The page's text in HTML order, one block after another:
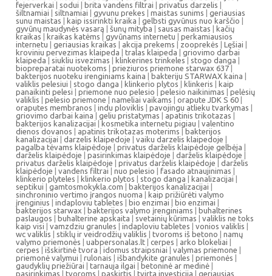
fejerverkai | sodui | brita vandens filtrai | privatus darzelis |
šiltnamiai | siltnamiai | gyvunu prekes | maistas sunims | geriausias
sunu maistas | kaip issirinkti kraika | gelbsti gyvūnus nuo karščio |
gyvūnų maudynės vasarą | šunų mityba | sausas maistas | kačių
kraikas | kraikas katėms | gyvūnams internetu | perkamiausios
internetu | geriausias kraikas | akcija prekems | zooprekės | Lęšiai |
kroviniu pervezimas klaipeda | tralas klaipeda | griovimo darbai
klaipeda | siukliu isvezimas | klinkerines trinkeles | stogo danga |
biopreparatai nuotekoms | prieziuros priemone starwax 637 |
bakterijos nuoteku irenginiams kaina | bakteriju STARWAX kaina |
valiklis pelesiui | stogo danga | klinkerio plytos | klinkeris | kaip
panaikinti pelesi | priemone nuo pelesio | pelesio naikinimas | pelėsių
valiklis | pelesio priemone | nameliai vaikams | orapute JDK S 60 |
oraputes membranos | indu ploviklis | pavojingu atlieku tvarkymas |
griovimo darbai kaina | geliu pristatymas | apatinis trikotazas |
bakterijos kanalizacijai | kosmetika internetu pigiau | valentino
dienos dovanos | apatinis trikotazas moterims | bakterijos
kanalizacijai | darzelis klaipedoje | vaiku darzelis klaipedoje |
pagalba tėvams klaipėdoje | privatus darželis klaipėdoje gelbėja |
darželis klaipėdoje | pasirinkimas klaipėdoje | darželis klaipėdoje |
privatus darželis klaipėdoje | privatus darželis klaipėdoje | darželis
klaipėdoje | vandens filtrai | nuo pelesio | fasado atnaujinimas |
klinkerio plyteles | klinkerio plytos | stogo danga | kanalizacijai |
septikui | gamtosmokykla.com | bakterijos kanalizacijai |
sinchroninio vertimo įrangos nuoma | kaip prižiūrėti valymo
įrenginius | indaploviu tabletes | bio enzimai | bio enzimai |
bakterijos starwax | bakterijos valymo įrenginiams | buhalterines
paslaugos | buhalterine apskaita | svetainių kūrimas | valiklis ne toks
kaip visi | vamzdziu granules | indaploviu tabletes | vonios valiklis |
wc valiklis | stiklų ir veidrodžių valiklis | tvoroms iš betono | namų
valymo priemonės | uabpersonalas.lt | cerpes | arko blokeliai |
cerpes | išskirtinė tvora | idomus straipsniai | valymas priemone |
priemonė valymui | rulonais | išbandykite granules | priemonės |
gaudyklių priežiūrai | tarnauja ilgai | betoninė ar medinė |
pasirinkimas | tvoroms | paskirtis | tvirta investicija | geriausias